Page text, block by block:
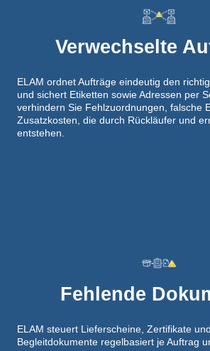
Verwechselte
ELAM ordnet Aufträge eindeutig den
und sichert Etiketten sowie Adressen per
verhindern Sie Fehlzuordnungen, falsche
Zusatzkosten, die durch Rückläufer und
entstehen.
Fehlende
ELAM steuert Lieferscheine, Zertifikate
Begleitdokumente regelbasiert je Auftrag